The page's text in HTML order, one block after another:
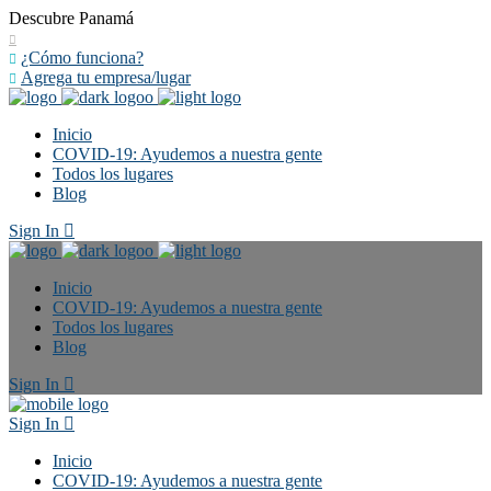
Descubre Panamá
¿Cómo funciona?
Agrega tu empresa/lugar
Inicio
COVID-19: Ayudemos a nuestra gente
Todos los lugares
Blog
Sign In
Inicio
COVID-19: Ayudemos a nuestra gente
Todos los lugares
Blog
Sign In
Sign In
Inicio
COVID-19: Ayudemos a nuestra gente